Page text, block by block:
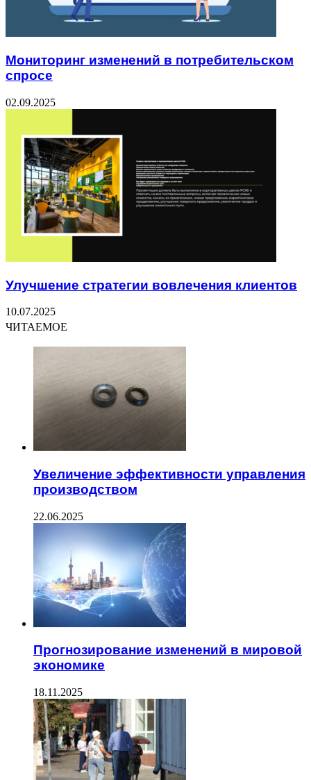
Мониторинг изменений в потребительском
спросе
02.09.2025
Улучшение стратегии вовлечения клиентов
10.07.2025
ЧИТАЕМОЕ
Увеличение эффективности управления
производством
22.06.2025
Прогнозирование изменений в мировой
экономике
18.11.2025